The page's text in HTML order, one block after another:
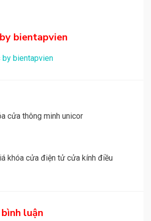
bientapvien
bientapvien
cửa thông minh unicor
khóa cửa điện tử cửa kính điều
luận